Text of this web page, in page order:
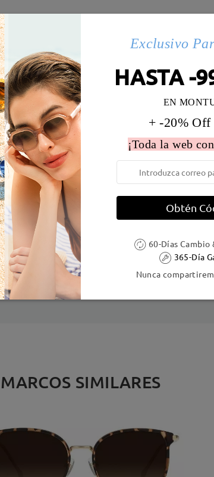
mm (Paqueño) Diametro de lentes: 52 mm
Material de la montura:
níquel. Los clientes con antecedentes de
DELIVERY
MARCOS SIMILARES
Exclusivo
HASTA -
EN
+ -20% Off
¡Toda la web
Obtén
60-Días Cambio
365-Día
Nunca